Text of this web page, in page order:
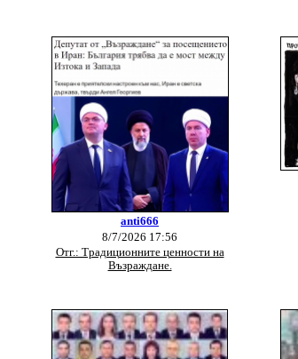
anti666
8/7/2026 17:56
Отг.: Традиционните ценности на
Възраждане.